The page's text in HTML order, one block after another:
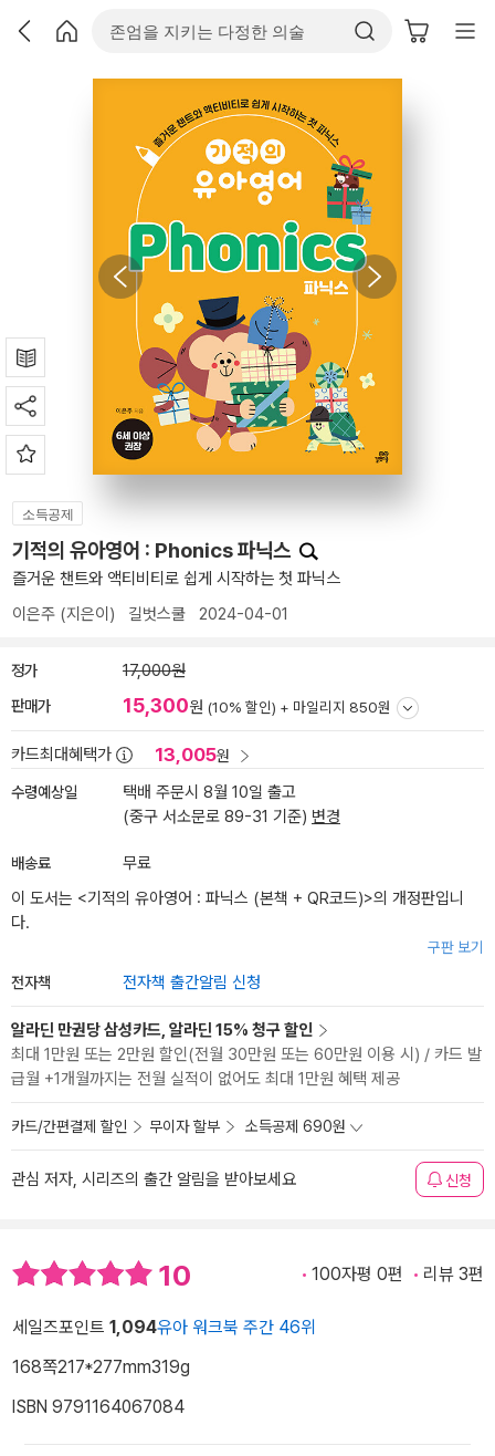
소득공제
기적의 유아영어 : Phonics 파닉스
즐거운 챈트와 액티비티로 쉽게 시작하는 첫 파닉스
이은주 (지은이) 길벗스쿨 2024-04-01
정가 17,000원
판매가 15,300원 (10% 할인) + 마일리지 850원
카드최대혜택가 13,005원
수령예상일
택배 주문시 8월 10일 출고
(중구 서소문로 89-31 기준) 변경
배송료
무료
이 도서는 <기적의 유아영어 : 파닉스 (본책 + QR코드)>의 개정판입니
다.
구판 보기
전자책 전자책 출간알림 신청
알라딘 만권당 삼성카드, 알라딘 15% 청구 할인
최대 1만원 또는 2만원 할인(전월 30만원 또는 60만원 이용 시) / 카드 발
급월 +1개월까지는 전월 실적이 없어도 최대 1만원 혜택 제공
카드/간편결제 할인 무이자 할부 소득공제 690원
관심 저자, 시리즈의 출간 알림을 받아보세요 신청
10 100자평 0편 리뷰 3편
세일즈포인트 1,094유아 워크북 주간 46위
168쪽217*277mm319g
ISBN 9791164067084